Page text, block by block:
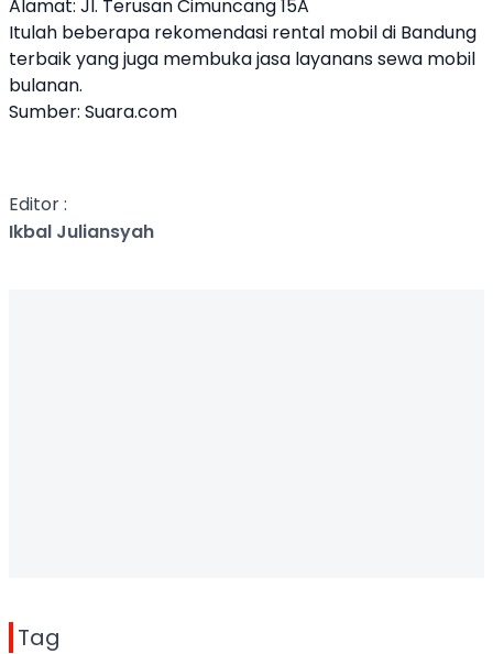
Alamat: Jl. Terusan Cimuncang 15A
Itulah beberapa rekomendasi rental mobil di Bandung
terbaik yang juga membuka jasa layanans sewa mobil
bulanan.
Sumber: Suara.com
Editor :
Ikbal Juliansyah
Tag